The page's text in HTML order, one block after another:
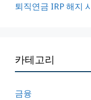
퇴직연금 IRP 해지
카테고리
금융